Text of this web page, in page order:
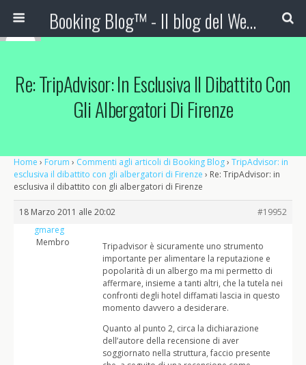
Booking Blog™ - Il blog del Web Marketing Turistico
Re: TripAdvisor: In Esclusiva Il Dibattito Con
Gli Albergatori Di Firenze
Home › Forum › Commenti agli articoli di Booking Blog› TripAdvisor: in
esclusiva il dibattito con gli albergatori di Firenze › Re: TripAdvisor: in
esclusiva il dibattito con gli albergatori di Firenze
18 Marzo 2011 alle 20:02
#19952
gmareg
Membro
Tripadvisor è sicuramente uno strumento
importante per alimentare la reputazione e
popolarità di un albergo ma mi permetto di
affermare, insieme a tanti altri, che la tutela nei
confronti degli hotel diffamati lascia in questo
momento davvero a desiderare.
Quanto al punto 2, circa la dichiarazione
dell’autore della recensione di aver
soggiornato nella struttura, faccio presente